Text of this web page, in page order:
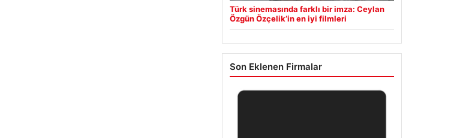
Türk sinemasında farklı bir imza: Ceylan
Özgün Özçelik’in en iyi filmleri
Son Eklenen Firmalar